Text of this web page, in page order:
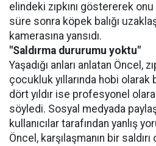
elindeki zıpkını göstererek
süre sonra köpek balığı
kamerasına yansıdı.
"Saldırma dururumu yoktu"
Yaşadığı anları anlatan Öncel,
çocukluk yıllarında hobi olarak
dört yıldır ise profesyonel
söyledi. Sosyal medyada
kullanıcılar tarafından yanlış
Öncel, karşılaşmanın bir saldırı